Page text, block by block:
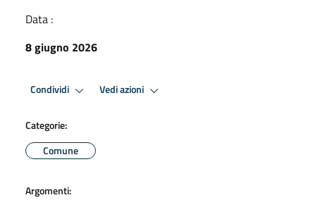
Data :
8 giugno 2026
Condividi Vedi azioni
Categorie:
Comune
Argomenti: